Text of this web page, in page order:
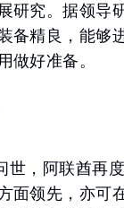
研究。据领导
备精良，能够
做好准备。
世，阿联酋再
面领先，亦可